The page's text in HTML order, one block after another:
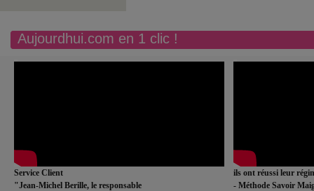
Aujourdhui.com en 1 clic !
Service Client
"Jean-Michel Berille, le responsable
ils ont réussi leur
- Méthode Savoir